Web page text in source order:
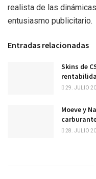
realista de las
entusiasmo publicitario.
Entradas relacionadas
Skins de
29. JULIO
Moeve y
28. JULIO